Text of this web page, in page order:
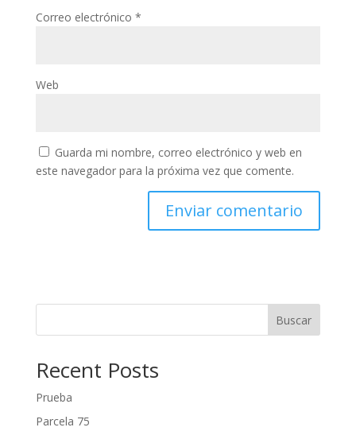
Correo electrónico *
Web
Guarda mi nombre, correo electrónico y web en
este navegador para la próxima vez que comente.
Buscar
Recent Posts
Prueba
Parcela 75